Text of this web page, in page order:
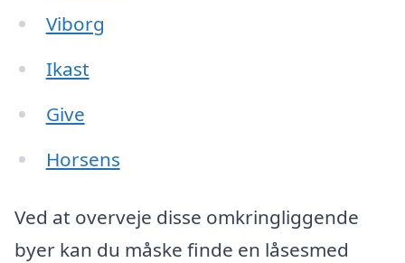
Viborg
Ikast
Give
Horsens
Ved at overveje disse omkringliggende
byer kan du måske finde en låsesmed